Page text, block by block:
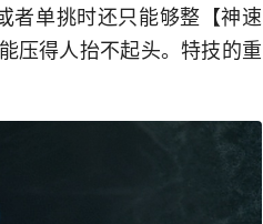
者单挑时还只能够整【神速
压得人抬不起头。特技的重